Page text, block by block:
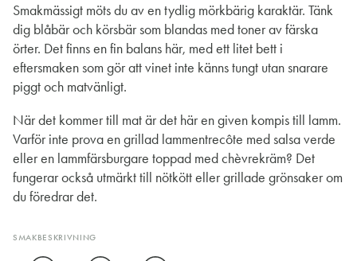
Smakmässigt möts du av en tydlig mörkbärig karaktär. Tänk
dig blåbär och körsbär som blandas med toner av färska
örter. Det finns en fin balans här, med ett litet bett i
eftersmaken som gör att vinet inte känns tungt utan snarare
piggt och matvänligt.
När det kommer till mat är det här en given kompis till lamm.
Varför inte prova en grillad lammentrecôte med salsa verde
eller en lammfärsburgare toppad med chèvrekräm? Det
fungerar också utmärkt till nötkött eller grillade grönsaker om
du föredrar det.
SMAKBESKRIVNING